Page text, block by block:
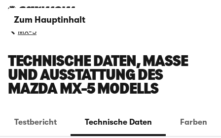
Zum Hauptinhalt
MX-5
TECHNISCHE DATEN, MASSE U
ND AUSSTATTUNG DES M
AZDA MX-5 MODELLS
Testbericht Technische Daten Farben